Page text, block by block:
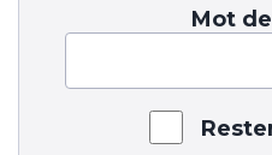
Mot